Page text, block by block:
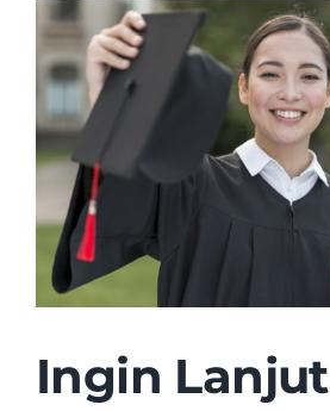
View
Larger
Image
Ingin Lanjut